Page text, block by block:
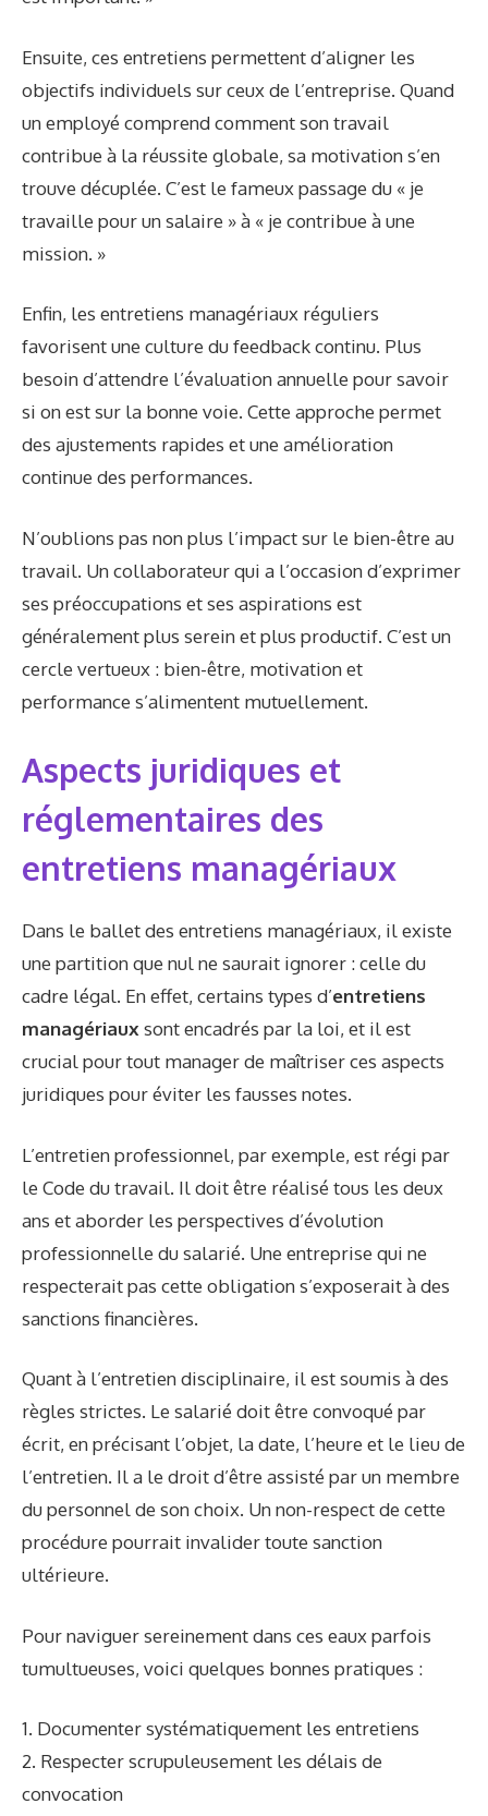
Ensuite, ces entretiens permettent d’aligner les
objectifs individuels sur ceux de l’entreprise. Quand
un employé comprend comment son travail
contribue à la réussite globale, sa motivation s’en
trouve décuplée. C’est le fameux passage du « je
travaille pour un salaire » à « je contribue à une
mission. »
Enfin, les entretiens managériaux réguliers
favorisent une culture du feedback continu. Plus
besoin d’attendre l’évaluation annuelle pour savoir
si on est sur la bonne voie. Cette approche permet
des ajustements rapides et une amélioration
continue des performances.
N’oublions pas non plus l’impact sur le bien-être au
travail. Un collaborateur qui a l’occasion d’exprimer
ses préoccupations et ses aspirations est
généralement plus serein et plus productif. C’est un
cercle vertueux : bien-être, motivation et
performance s’alimentent mutuellement.
Aspects juridiques et
réglementaires des
entretiens managériaux
Dans le ballet des entretiens managériaux, il existe
une partition que nul ne saurait ignorer : celle du
cadre légal. En effet, certains types d’entretiens
managériauxsont encadrés par la loi, et il est
crucial pour tout manager de maîtriser ces aspects
juridiques pour éviter les fausses notes.
L’entretien professionnel, par exemple, est régi par
le Code du travail. Il doit être réalisé tous les deux
ans et aborder les perspectives d’évolution
professionnelle du salarié. Une entreprise qui ne
respecterait pas cette obligation s’exposerait à des
sanctions financières.
Quant à l’entretien disciplinaire, il est soumis à des
règles strictes. Le salarié doit être convoqué par
écrit, en précisant l’objet, la date, l’heure et le lieu de
l’entretien. Il a le droit d’être assisté par un membre
du personnel de son choix. Un non-respect de cette
procédure pourrait invalider toute sanction
ultérieure.
Pour naviguer sereinement dans ces eaux parfois
tumultueuses, voici quelques bonnes pratiques :
1. Documenter systématiquement les entretiens
2. Respecter scrupuleusement les délais de
convocation